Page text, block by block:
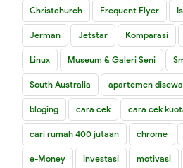
Christchurch Frequent Flyer
Jerman Jetstar Komparasi
Linux Museum & Galeri Seni
South Australia apartemen
bloging cara cek cara cek
cari rumah 400 jutaan chrome
e-Money investasi motivasi